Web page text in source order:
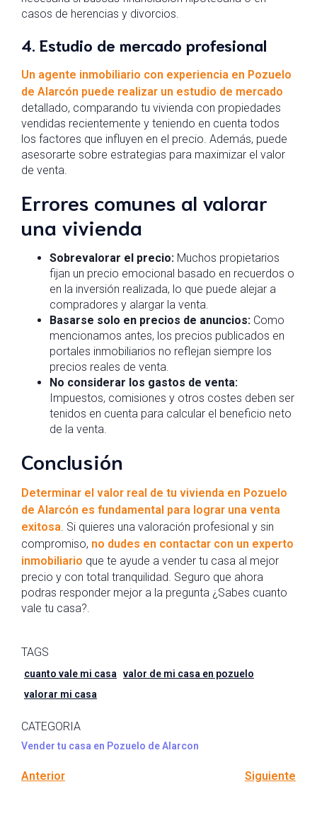
casos de herencias y divorcios.
4. Estudio de mercado profesional
Un agente inmobiliario con experiencia en Pozuelo
de Alarcón puede realizar un estudio de mercado
detallado, comparando tu vivienda con propiedades
vendidas recientemente y teniendo en cuenta todos
los factores que influyen en el precio. Además, puede
asesorarte sobre estrategias para maximizar el valor
de venta.
Errores comunes al valorar
una vivienda
Sobrevalorar el precio: Muchos propietarios
fijan un precio emocional basado en recuerdos o
en la inversión realizada, lo que puede alejar a
compradores y alargar la venta.
Basarse solo en precios de anuncios: Como
mencionamos antes, los precios publicados en
portales inmobiliarios no reflejan siempre los
precios reales de venta.
No considerar los gastos de venta:
Impuestos, comisiones y otros costes deben ser
tenidos en cuenta para calcular el beneficio neto
de la venta.
Conclusión
Determinar el valor real de tu vivienda en Pozuelo
de Alarcón es fundamental para lograr una venta
exitosa. Si quieres una valoración profesional y sin
compromiso, no dudes en contactar con un experto
inmobiliario que te ayude a vender tu casa al mejor
precio y con total tranquilidad. Seguro que ahora
podras responder mejor a la pregunta ¿Sabes cuanto
vale tu casa?.
TAGS
cuanto vale mi casa valor de mi casa en pozuelo
valorar mi casa
CATEGORIA
Vender tu casa en Pozuelo de Alarcon
Anterior Siguiente